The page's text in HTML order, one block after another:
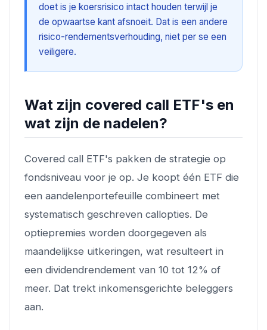
doet is je koersrisico intact houden terwijl je
de opwaartse kant afsnoeit. Dat is een andere
risico-rendementsverhouding, niet per se een
veiligere.
Wat zijn covered call ETF's en
wat zijn de nadelen?
Covered call ETF's pakken de strategie op
fondsniveau voor je op. Je koopt één ETF die
een aandelenportefeuille combineert met
systematisch geschreven callopties. De
optiepremies worden doorgegeven als
maandelijkse uitkeringen, wat resulteert in
een dividendrendement van 10 tot 12% of
meer. Dat trekt inkomensgerichte beleggers
aan.